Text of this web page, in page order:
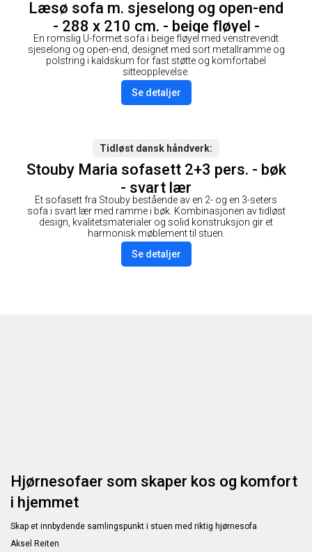
Læsø sofa m. sjeselong og open-end
- 288 x 210 cm. - beige fløyel -
Venstrevendt
En romslig U-formet sofa i beige fløyel med venstrevendt
sjeselong og open-end, designet med sort metallramme og
polstring i kaldskum for fast støtte og komfortabel
sitteopplevelse.
Se detaljer
Tidløst dansk håndverk
Stouby Maria sofasett 2+3 pers. - bøk
- svart lær
Et sofasett fra Stouby bestående av en 2- og en 3-seters
sofa i svart lær med ramme i bøk. Kombinasjonen av tidløst
design, kvalitetsmaterialer og solid konstruksjon gir et
harmonisk møblement til stuen.
Se detaljer
Hjørnesofaer som skaper kos og komfort
i hjemmet
Skap et innbydende samlingspunkt i stuen med riktig hjørnesofa
Aksel Reiten